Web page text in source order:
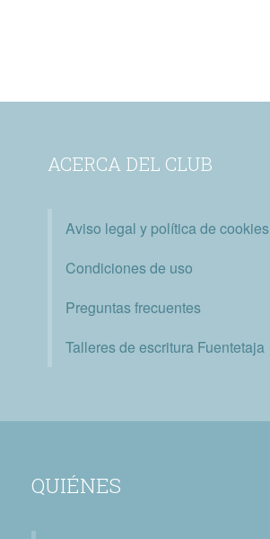
ACERCA DEL CLUB
Aviso legal y política de cookies
Condiciones de uso
Preguntas frecuentes
Talleres de escritura Fuentetaja
QUIÉNES